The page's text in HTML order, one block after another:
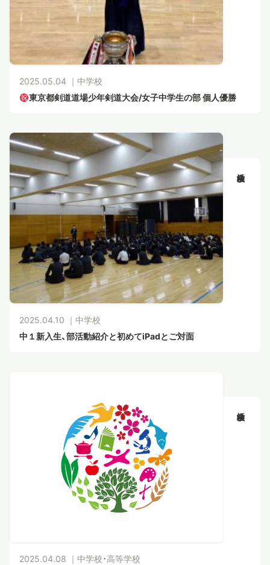
2025.05.04 ｜ 中学校
東京都剣道道場少年剣道大会/女子中学生の部 個人優勝
2025.04.10 ｜ 中学校
中１新入生、部活動紹介と初めてiPadとご対面
2025.04.08 ｜ 中学校・高等学校